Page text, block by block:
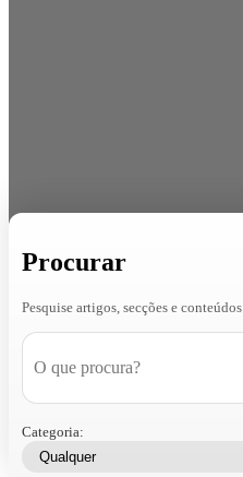
Procurar
Pesquise artigos, secções e conteúdos
Categoria: